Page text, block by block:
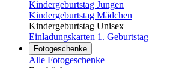
Kindergeburtstag Jungen
Kindergeburtstag Mädchen
Kindergeburtstag Unisex
Einladungskarten 1. Geburtstag
Fotogeschenke
Alle Fotogeschenke